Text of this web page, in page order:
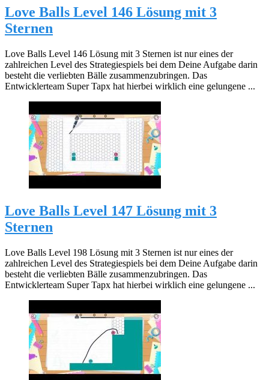
Love Balls Level 146 Lösung mit 3
Sternen
Love Balls Level 146 Lösung mit 3 Sternen ist nur eines der
zahlreichen Level des Strategiespiels bei dem Deine Aufgabe darin
besteht die verliebten Bälle zusammenzubringen. Das
Entwicklerteam Super Tapx hat hierbei wirklich eine gelungene ...
Love Balls Level 147 Lösung mit 3
Sternen
Love Balls Level 198 Lösung mit 3 Sternen ist nur eines der
zahlreichen Level des Strategiespiels bei dem Deine Aufgabe darin
besteht die verliebten Bälle zusammenzubringen. Das
Entwicklerteam Super Tapx hat hierbei wirklich eine gelungene ...